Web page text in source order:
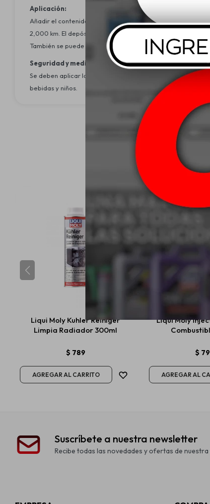
Aplicación:
Añadir el contenido de la lata directamente al depósito de
2,000 km. El depósito de combustible debe estar al menos
También se puede añadir directamente al carburador con
Seguridad y medioambiente:
Se deben aplicar las medidas de higiene y precaución
bebidas y niños.
Liqui Moly Kuhler Reiniger
Limpia Radiador 300ml
$ 789
Liqui Moly
$
Suscríbete a nuestra newsletter
Recibe todas las novedades y ofertas de nuestra